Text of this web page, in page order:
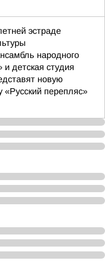
эстраде
народного
детская студия
новую
«Русский перепляс»